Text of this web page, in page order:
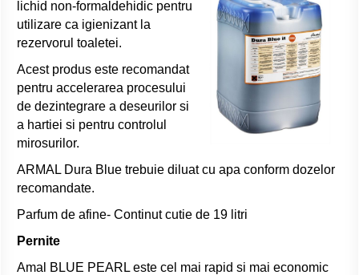
lichid non-formaldehidic pentru
utilizare ca igienizant la
rezervorul toaletei.
Acest produs este recomandat
pentru accelerarea procesului
de dezintegrare a deseurilor si
a hartiei si pentru controlul
mirosurilor.
ARMAL Dura Blue trebuie diluat cu apa conform dozelor
recomandate.
Parfum de afine- Continut cutie de 19 litri
Pernite
Amal BLUE PEARL este cel mai rapid si mai economic